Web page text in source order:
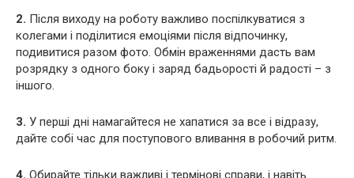
2. Після виходу на роботу важливо поспілкуватися з
колегами і поділитися емоціями після відпочинку,
подивитися разом фото. Обмін враженнями дасть вам
розрядку з одного боку і заряд бадьорості й радості – з
іншого.
3. У перші дні намагайтеся не хапатися за все і відразу,
дайте собі час для поступового вливання в робочий ритм.
4. Обирайте тільки важливі і термінові справи, і навіть